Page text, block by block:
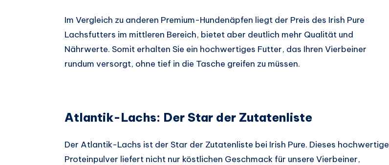
Im Vergleich zu anderen Premium-Hundenäpfen liegt der Preis des Irish Pure
Lachsfutters im mittleren Bereich, bietet aber deutlich mehr Qualität und
Nährwerte. Somit erhalten Sie ein hochwertiges Futter, das Ihren Vierbeiner
rundum versorgt, ohne tief in die Tasche greifen zu müssen.
Atlantik-Lachs: Der Star der Zutatenliste
Der Atlantik-Lachs ist der Star der Zutatenliste bei Irish Pure. Dieses hochwertige
Proteinpulver liefert nicht nur köstlichen Geschmack für unsere Vierbeiner,